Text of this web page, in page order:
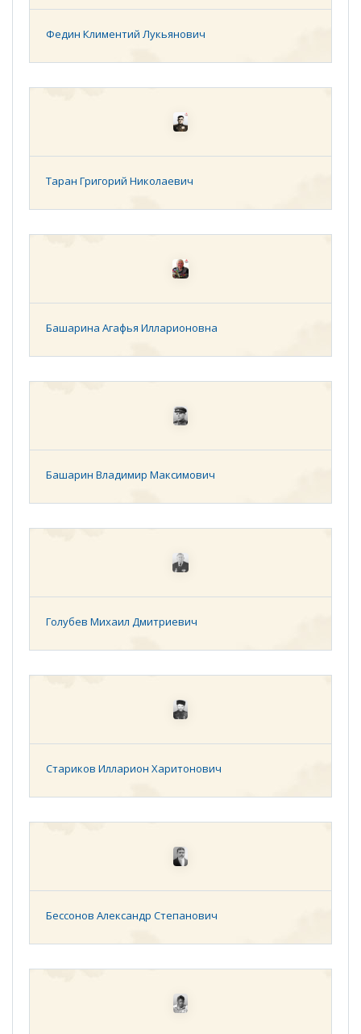
Федин Климентий Лукьянович
Таран Григорий Николаевич
Башарина Агафья Илларионовна
Башарин Владимир Максимович
Голубев Михаил Дмитриевич
Стариков Илларион Харитонович
Бессонов Александр Степанович